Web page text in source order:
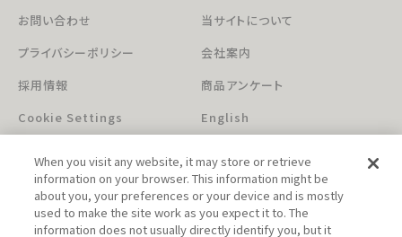
お問い合わせ
当サイトについて
プライバシーポリシー
会社案内
採用情報
商品アンケート
Cookie Settings
English
When you visit any website, it may store or retrieve
information on your browser. This information might be
about you, your preferences or your device and is mostly
used to make the site work as you expect it to. The
information does not usually directly identify you, but it